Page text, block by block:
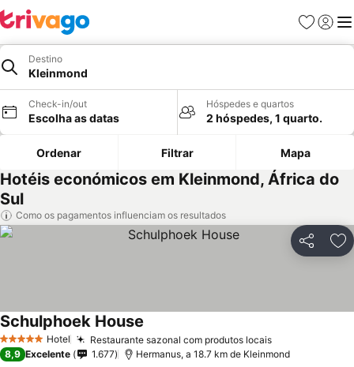
Favoritos
Iniciar
Destino
Kleinmond
Check-in/out
Escolha as datas
Hóspedes e quartos
2 hóspedes, 1 quarto.
Ordenar Filtrar Mapa
Hotéis económicos em Kleinmond, África do
Sul
Como os pagamentos influenciam os resultados
Partilhar
5 Estrelas Hotel Restaurante sazonal com produtos locais
Schulphoek House
8,9 Excelente 1.677 Hermanus, a 18.7 km de Kleinmond